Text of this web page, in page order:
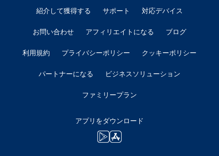
紹介して獲得する サポート 対応デバイス
お問い合わせ アフィリエイトになる ブログ
利用規約 プライバシーポリシー クッキーポリシー
パートナーになる ビジネスソリューション
ファミリープラン
アプリをダウンロード